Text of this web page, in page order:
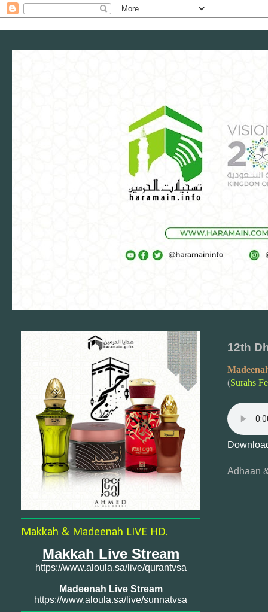
12th
(Surahs
Adhaan
Makkah & Madeenah LIVE HD.
Makkah Live Stream
https://www.aloula.sa/live/qurantvsa
Madeenah Live Stream
https://www.aloula.sa/live/sunnatvsa